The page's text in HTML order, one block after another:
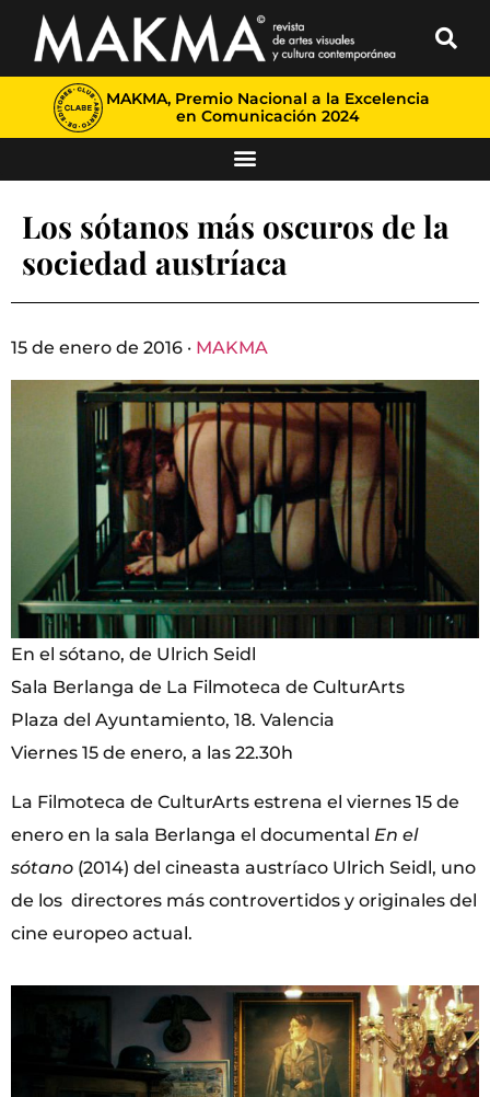
MAKMA, Premio Nacional a la Excelencia
en Comunicación 2024
Los sótanos más oscuros de la
sociedad austríaca
15 de enero de 2016 · MAKMA
En el sótano, de Ulrich Seidl
Sala Berlanga de La Filmoteca de CulturArts
Plaza del Ayuntamiento, 18. Valencia
Viernes 15 de enero, a las 22.30h
La Filmoteca de CulturArts estrena el viernes 15 de
enero en la sala Berlanga el documental En el
sótano (2014) del cineasta austríaco Ulrich Seidl, uno
de los directores más controvertidos y originales del
cine europeo actual.